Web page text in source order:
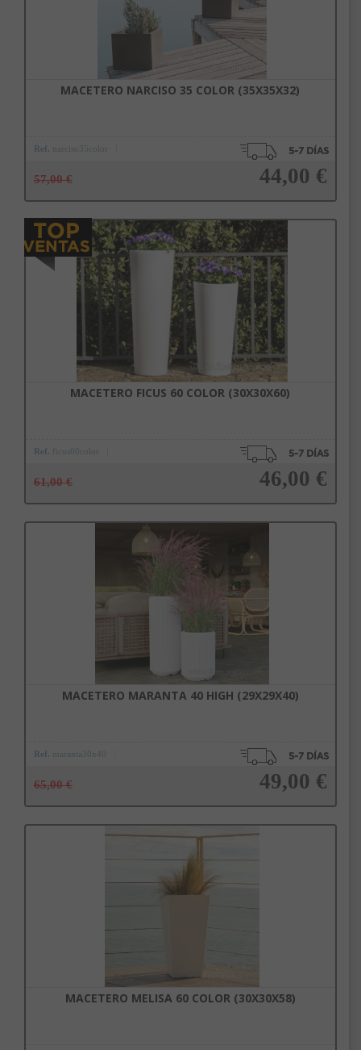
MACETERO NARCISO 35 COLOR (35X35X32)
Ref. narciso35color
57,00 € 44,00 €
Añadir a la cesta
MACETERO FICUS 60 COLOR (30X30X60)
Ref. ficus60color
61,00 € 46,00 €
Añadir a la cesta
MACETERO MARANTA 40 HIGH (29X29X40)
Ref. maranta30x40
65,00 € 49,00 €
MACETERO MELISA 60 COLOR (30X30X58)